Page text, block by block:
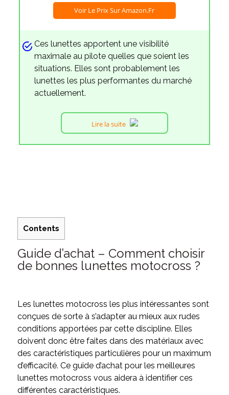
Voir Le Prix Sur Amazon.fr
Ces lunettes apportent une visibilité
maximale au pilote quelles que soient les
situations. Elles sont probablement les
lunettes les plus performantes du marché
actuellement.
Lire la suite
Contents
Guide d’achat – Comment choisir
de bonnes lunettes motocross ?
Les lunettes motocross les plus intéressantes sont
conçues de sorte à s’adapter au mieux aux rudes
conditions apportées par cette discipline. Elles
doivent donc être faites dans des matériaux avec
des caractéristiques particulières pour un maximum
d’efficacité. Ce guide d’achat pour les meilleures
lunettes motocross vous aidera à identifier ces
différentes caractéristiques.